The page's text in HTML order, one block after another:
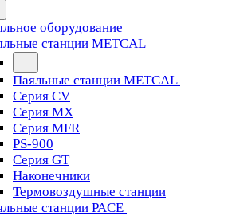
оборудование
станции METCAL
Паяльные станции METCAL
Серия CV
Серия MX
Серия MFR
PS-900
Серия GT
Наконечники
Термовоздушные станции
станции PACE